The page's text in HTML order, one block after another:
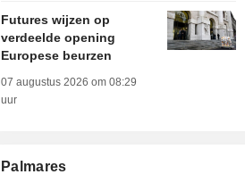
Futures wijzen op
verdeelde opening
Europese beurzen
07 augustus 2026 om 08:29
uur
Palmares